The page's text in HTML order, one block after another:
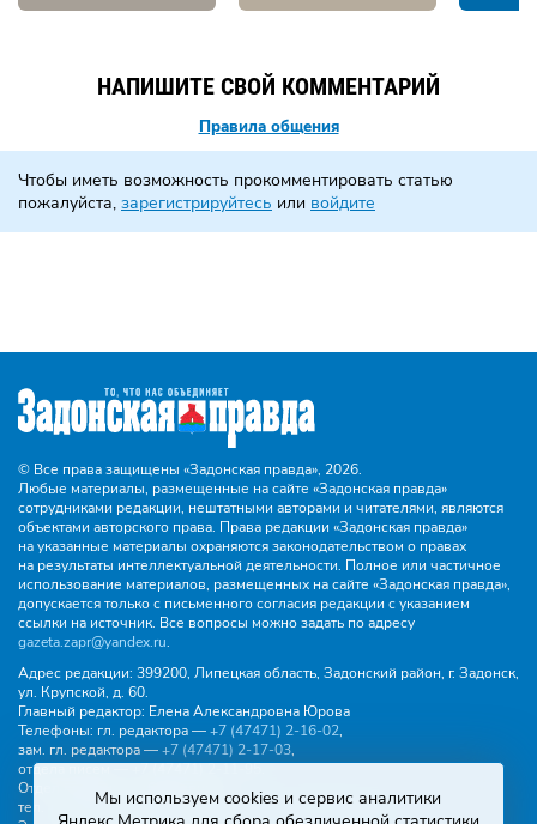
НАПИШИТЕ СВОЙ КОММЕНТАРИЙ
Правила общения
Чтобы иметь возможность прокомментировать статью
пожалуйста, зарегистрируйтесь или войдите
© Все права защищены «Задонская правда», 2026.
Любые материалы, размещенные на сайте «Задонская правда»
сотрудниками редакции, нештатными авторами и читателями, являются
объектами авторского права. Права редакции «Задонская правда»
на указанные материалы охраняются законодательством о правах
на результаты интеллектуальной деятельности. Полное или частичное
использование материалов, размещенных на сайте «Задонская правда»,
допускается только с письменного согласия редакции с указанием
ссылки на источник. Все вопросы можно задать по адресу
gazeta.zapr@yandex.ru.
Адрес редакции: 399200, Липецкая область, Задонский район, г. Задонск,
ул. Крупской, д. 60.
Главный редактор: Елена Александровна Юрова
Телефоны: гл. редактора —+7 (47471) 2‑16‑02,
зам. гл. редактора —+7 (47471) 2‑17‑03,
отдела писем —+7 (47471) 2‑11‑95.
Отдел рекламы и объявлений:
тел.
+7 (47471) 2‑43‑88, эл. почта -buh.gzp@yandex.ru
Мы используем cookies и сервис аналитики